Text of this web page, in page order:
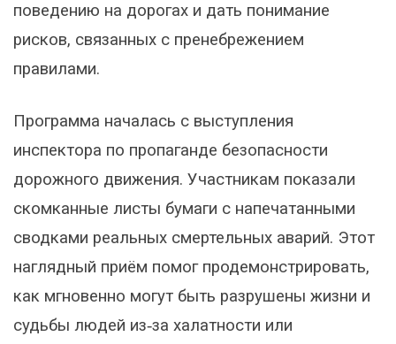
поведению на дорогах и дать понимание
рисков, связанных с пренебрежением
правилами.
Программа началась с выступления
инспектора по пропаганде безопасности
дорожного движения. Участникам показали
скомканные листы бумаги с напечатанными
сводками реальных смертельных аварий. Этот
наглядный приём помог продемонстрировать,
как мгновенно могут быть разрушены жизни и
судьбы людей из‑за халатности или